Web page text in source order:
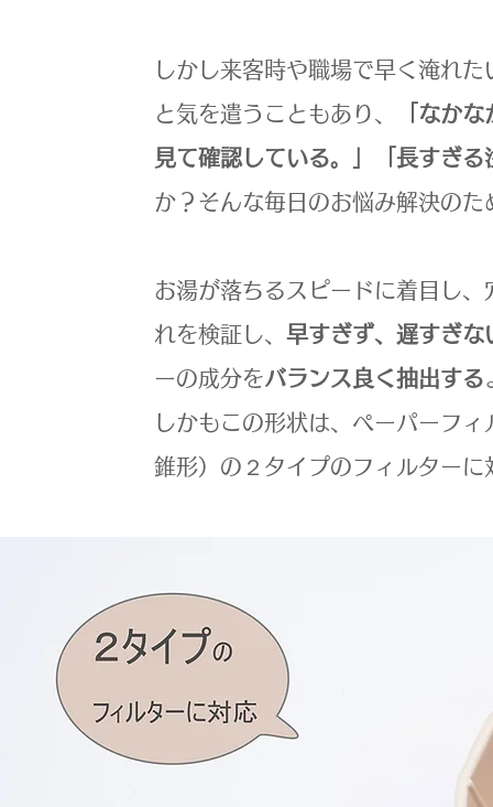
しかし来客時や職場で早く淹れ
と気を遣うこともあり、
「なか
見て確認している。」「長すぎ
か？そんな毎日のお悩み解決の
お湯が落ちるスピードに着目し
れを検証し、 早すぎず、遅すぎな
ーの成分をバランス良く抽出する
しかもこの形状は、ペーパーフ
錐形）の２タイプのフィルターに